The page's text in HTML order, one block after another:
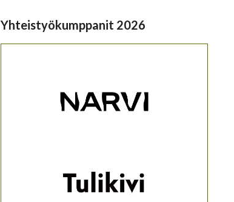
Yhteistyökumppanit 2026